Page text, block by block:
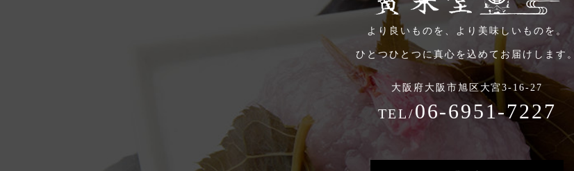
より良いものを、より美味しいものを。
ひとつひとつに真心を込めてお届けします。
大阪府大阪市旭区大宮3-16-27
TEL/06-6951-7227